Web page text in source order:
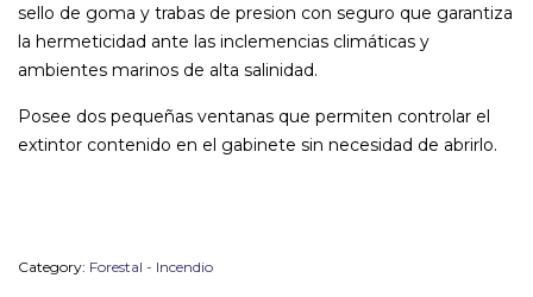
sello de goma y trabas de presion con seguro que garantiza
la hermeticidad ante las inclemencias climáticas y
ambientes marinos de alta salinidad.
Posee dos pequeñas ventanas que permiten controlar el
extintor contenido en el gabinete sin necesidad de abrirlo.
Category: Forestal - Incendio